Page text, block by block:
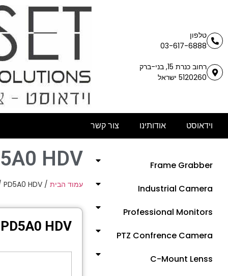
טלפון
03-617-6888
רחוב כנרת 15, בני-ברק
5120260 ישראל
וידאוסט אודותינו צור קשר
Frame Grabber
Industrial Camera
Professional Monitors
PTZ Confrence Camera
C-Mount Lenss
HDV
עמוד הבית /
PD5A0 HDV
PD5A0 HDV